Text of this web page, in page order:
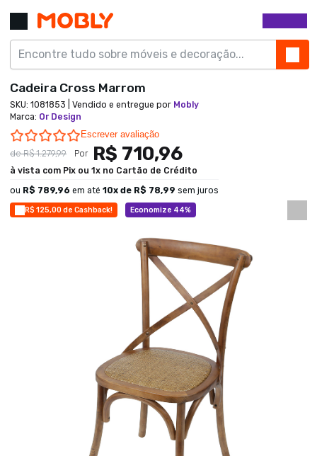
R$ 125,00 de Cashback! Economize 44%
Cadeira Cross Marrom
SKU: 1081853 | Vendido e entregue por Mobly
Marca: Or Design
0.0 star rating
Escrever avaliação
deR$ 1.279,99 Por R$ 710,96
à vista com Pix ou 1x no Cartão de Crédito
ou R$ 789,96 em até 10x de R$ 78,99 sem juros